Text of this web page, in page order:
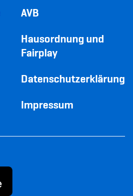
AVB
Hausordnung und
Fairplay
Datenschutzerklärung
Impressum